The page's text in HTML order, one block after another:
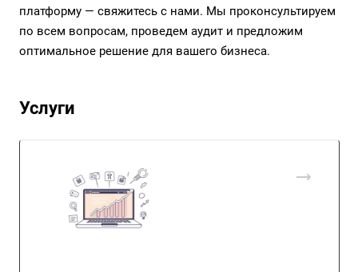
платформу — свяжитесь с нами. Мы проконсультируем
по всем вопросам, проведем аудит и предложим
оптимальное решение для вашего бизнеса.
Услуги